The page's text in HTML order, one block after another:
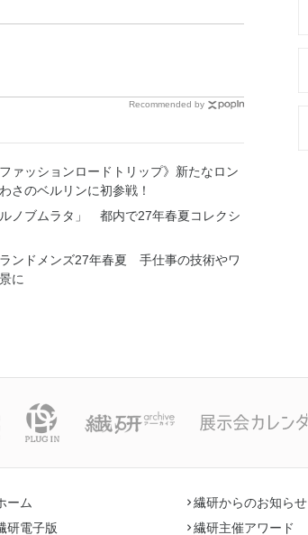
Recommended by
ァッションロードトリップ》新たなロン
さのベルリンに初参戦！
ルノブムラタ」 都内で27年春夏コレクシ
ンドメンズ27年春夏 手仕事の技術やワ
に
ーム
研電子版
繊研からのお知らせ
繊研主催アワード